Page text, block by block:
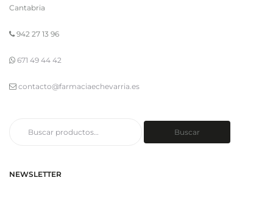
Cantabria
942 27 13 96
671 49 44 42
contacto@farmaciaechevarria.es
Buscar
NEWSLETTER